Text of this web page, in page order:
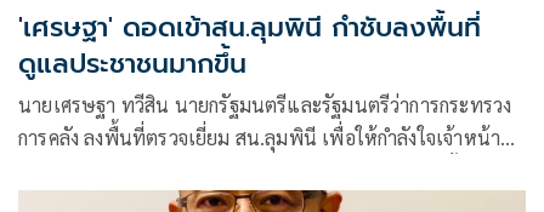
'เศรษฐา' ดอดเข้าสน.ลุมพินี กำชับลงพื้นที่
ดูแลประชาชนมากขึ้น
นายเศรษฐา ทวีสิน นายกรัฐมนตรีและรัฐมนตรีว่าการกระทรวง
การคลัง ลงพื้นที่ตรวจเยี่ยม สน.ลุมพินี เพื่อให้กำลังใจเจ้าหน้าที่ผู้